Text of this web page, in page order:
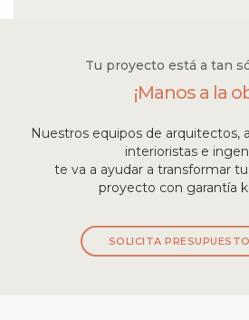
Tu proyecto está a tan
¡Manos a la
Nuestros equipos de arquitectos,
interioristas e
te va a ayudar a transformar
proyecto con garantía
SOLICITA